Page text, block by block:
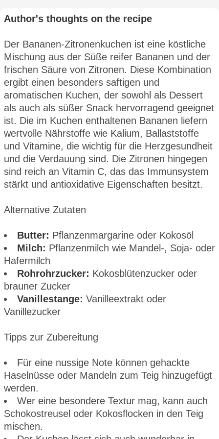
Author's thoughts on the recipe
Der Bananen-Zitronenkuchen ist eine köstliche
Mischung aus der Süße reifer Bananen und der
frischen Säure von Zitronen. Diese Kombination
ergibt einen besonders saftigen und
aromatischen Kuchen, der sowohl als Dessert
als auch als süßer Snack hervorragend geeignet
ist. Die im Kuchen enthaltenen Bananen liefern
wertvolle Nährstoffe wie Kalium, Ballaststoffe
und Vitamine, die wichtig für die Herzgesundheit
und die Verdauung sind. Die Zitronen hingegen
sind reich an Vitamin C, das das Immunsystem
stärkt und antioxidative Eigenschaften besitzt.
Alternative Zutaten
Butter: Pflanzenmargarine oder Kokosöl
Milch: Pflanzenmilch wie Mandel-, Soja- oder
Hafermilch
Rohrohrzucker: Kokosblütenzucker oder
brauner Zucker
Vanillestange: Vanilleextrakt oder
Vanillezucker
Tipps zur Zubereitung
Für eine nussige Note können gehackte
Haselnüsse oder Mandeln zum Teig hinzugefügt
werden.
Wer eine besondere Textur mag, kann auch
Schokostreusel oder Kokosflocken in den Teig
mischen.